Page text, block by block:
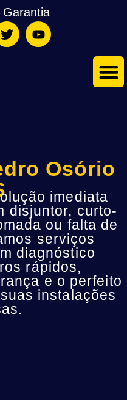
Garantia
Osório
imediata
disjuntor, curto-
ou falta de
serviços
diagnóstico
rápidos,
e o perfeito
instalações